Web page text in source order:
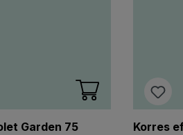
de 4.7 de 5 estrellas
Garden 75 Korres